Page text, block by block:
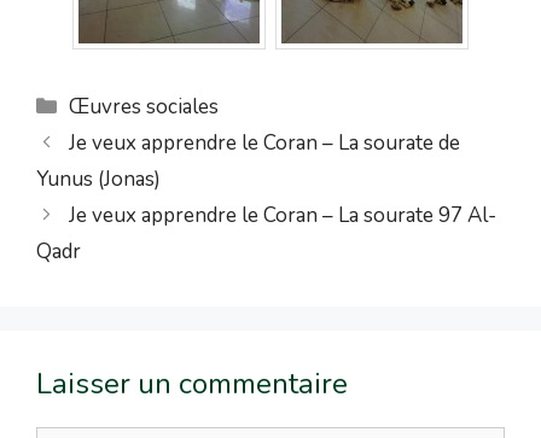
Œuvres sociales
Je veux apprendre le Coran – La sourate de
Yunus (Jonas)
Je veux apprendre le Coran – La sourate 97 Al-
Qadr
Laisser un commentaire